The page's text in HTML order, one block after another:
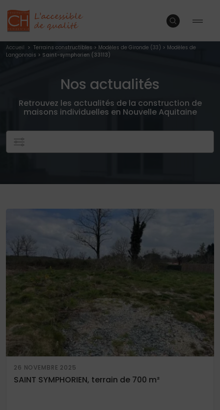
Accueil > Terrains constructibles > Modèles de Gironde (33) > Modèles de
Langonnais > Saint-symphorien (33113)
Nos actualités
Retrouvez les actualités de la construction de
maisons individuelles en Nouvelle Aquitaine
26 NOVEMBRE 2025
SAINT SYMPHORIEN, terrain de 700 m²